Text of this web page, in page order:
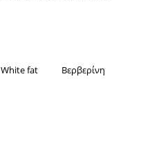
White fat
Βερβερίνη